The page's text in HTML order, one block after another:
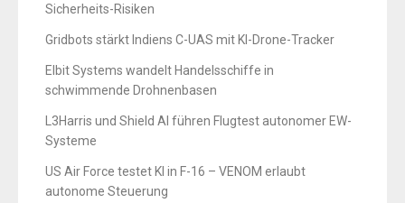
Sicherheits-Risiken
Gridbots stärkt Indiens C-UAS mit KI-Drone-Tracker
Elbit Systems wandelt Handelsschiffe in
schwimmende Drohnenbasen
L3Harris und Shield AI führen Flugtest autonomer EW-
Systeme
US Air Force testet KI in F-16 – VENOM erlaubt
autonome Steuerung